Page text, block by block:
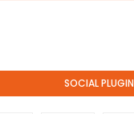
SOCIAL PLUGIN